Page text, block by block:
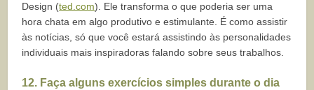
Design (ted.com). Ele transforma o que poderia ser uma
hora chata em algo produtivo e estimulante. É como assistir
às notícias, só que você estará assistindo às personalidades
individuais mais inspiradoras falando sobre seus trabalhos.
12. Faça alguns exercícios simples durante o dia